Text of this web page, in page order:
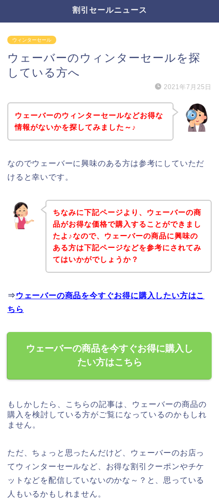
割引セールニュース
ウィンターセール
ウェーバーのウィンターセールを探
している方へ
2021年7月25日
ウェーバーのウィンターセールなどお得な
情報がないかを探してみました～♪
なのでウェーバーに興味のある方は参考にしていただ
けると幸いです。
ちなみに下記ページより、ウェーバーの商
品がお得な価格で購入することができまし
たよ♪なので、ウェーバーの商品に興味の
ある方は下記ページなどを参考にされてみ
てはいかがでしょうか？
⇒ ウェーバーの商品を今すぐお得に購入したい方はこ
ちら
ウェーバーの商品を今すぐお得に購入し
たい方はこちら
もしかしたら、こちらの記事は、ウェーバーの商品の
購入を検討している方がご覧になっているのかもしれ
ません。
ただ、ちょっと思ったんだけど、ウェーバーのお店っ
てウィンターセールなど、お得な割引クーポンやチケ
ットなどを配信していないのかな～？と、思っている
人もいるかもしれません。